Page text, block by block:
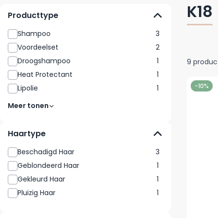
K18
Producttype
Shampoo
3
Voordeelset
2
Droogshampoo
1
Heat Protectant
1
Lipolie
1
Meer tonen
Haartype
Beschadigd Haar
3
Geblondeerd Haar
1
Gekleurd Haar
1
Pluizig Haar
1
9
-10%